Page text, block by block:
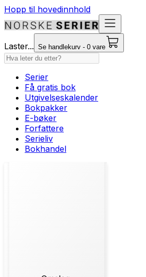
Hopp til hovedinnhold
Laster... Se handlekurv - 0 vare
Serier
Få gratis bok
Utgivelseskalender
Bokpakker
E-bøker
Forfattere
Serieliv
Bokhandel